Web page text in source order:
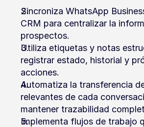
Sincroniza WhatsApp
CRM para centralizar la
prospectos.
Utiliza etiquetas y notas
registrar estado, historial y
acciones.
Automatiza la transferencia
relevantes de cada
mantener trazabilidad
Implementa flujos de trabajo